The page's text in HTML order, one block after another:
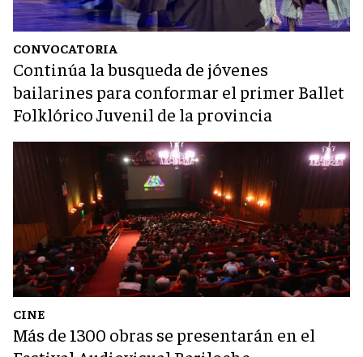
CONVOCATORIA
Continúa la busqueda de jóvenes
bailarines para conformar el primer Ballet
Folklórico Juvenil de la provincia
CINE
Más de 1300 obras se presentarán en el